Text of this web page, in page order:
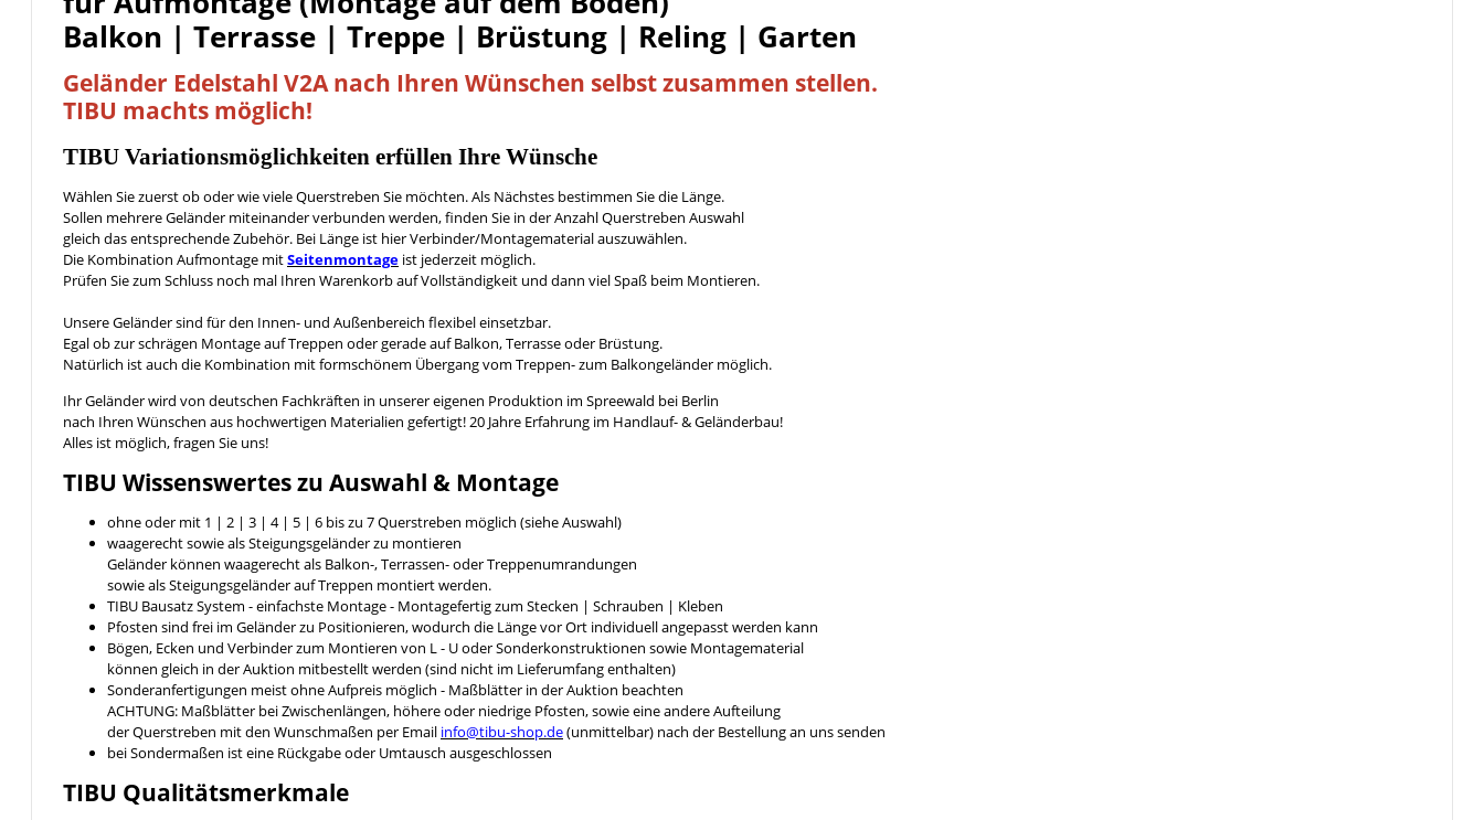
Balkon | Terrasse | Treppe | Brüstung | Reling | Garten
Geländer Edelstahl V2A nach Ihren Wünschen selbstzusammen stellen.
TIBU machts möglich!
TIBU Variationsmöglichkeiten erfüllen Ihre Wünsche
Wählen Sie zuerst ob oder wie viele Querstreben Sie möchten. Als Nächstes bestimmen Sie die Länge.
Sollen mehrere Geländer miteinander verbunden werden, finden Sie in der Anzahl Querstreben Auswahl
gleich das entsprechende Zubehör. Bei Länge ist hier Verbinder/Montagematerial auszuwählen.
Die Kombination Aufmontage mitSeitenmontage ist jederzeit möglich.
Prüfen Sie zum Schluss noch mal Ihren Warenkorb auf Vollständigkeit und dann viel Spaß beim Montieren.
Unsere Geländer sind für den Innen- und Außenbereich flexibel einsetzbar.
Egal ob zur schrägen Montage auf Treppen oder gerade auf Balkon, Terrasse oder Brüstung.
Natürlich ist auch die Kombination mit formschönem Übergang vom Treppen- zum Balkongeländer möglich.
Ihr Geländer wird von deutschen Fachkräften in unserer eigenen Produktion im Spreewald bei Berlin
nach Ihren Wünschen aus hochwertigen Materialien gefertigt! 20 Jahre Erfahrung im Handlauf- & Geländerbau!
Alles ist möglich, fragen Sie uns!
TIBU Wissenswerteszu Auswahl & Montage
ohne oder mit 1 | 2 | 3 | 4 | 5 | 6 bis zu 7 Querstreben möglich (siehe Auswahl)
waagerecht sowie als Steigungsgeländer zu montieren
Geländer können waagerecht als Balkon-, Terrassen- oder Treppenumrandungen
sowie als Steigungsgeländer auf Treppen montiert werden.
TIBU Bausatz System - einfachste Montage - Montagefertig zum Stecken | Schrauben | Kleben
Pfosten sind frei im Geländer zu Positionieren, wodurch die Länge vor Ort individuell angepasst werden kann
Bögen, Ecken und Verbinder zum Montieren von L - U oder Sonderkonstruktionen sowie Montagematerial
können gleich in der Auktion mitbestellt werden (sind nicht im Lieferumfang enthalten)
Sonderanfertigungen meist ohne Aufpreis möglich - Maßblätter in der Auktion beachten
ACHTUNG: Maßblätter bei Zwischenlängen, höhere oder niedrige Pfosten, sowie eine andere Aufteilung
der Querstreben mit den Wunschmaßen per Email info@tibu-shop.de(unmittelbar) nach der Bestellung an uns senden
bei Sondermaßen ist eine Rückgabe oder Umtausch ausgeschlossen
TIBU Qualitätsmerkmale